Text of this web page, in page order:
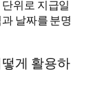
위로 지급일
날짜를 분명
게 활용하